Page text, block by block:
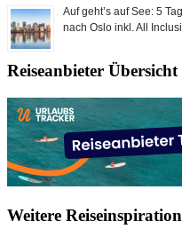
Auf geht’s auf See: 5
nach Oslo inkl. All
Reiseanbieter Übersicht
Weitere